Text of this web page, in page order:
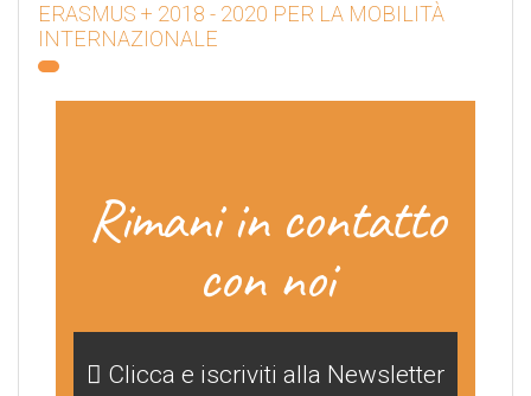
ERASMUS + 2018 - 2020 PER LA MOBILITÀ
INTERNAZIONALE
Rimani in contatto
con noi
Clicca e iscriviti alla Newsletter